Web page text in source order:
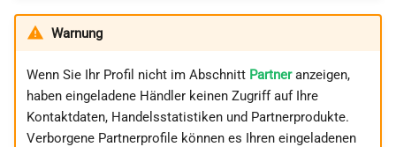
Warnung
Wenn Sie Ihr Profil nicht im Abschnitt Partneranzeigen,
haben eingeladene Händler keinen Zugriff auf Ihre
Kontaktdaten, Handelsstatistiken und Partnerprodukte.
Verborgene Partnerprofile können es Ihren eingeladenen